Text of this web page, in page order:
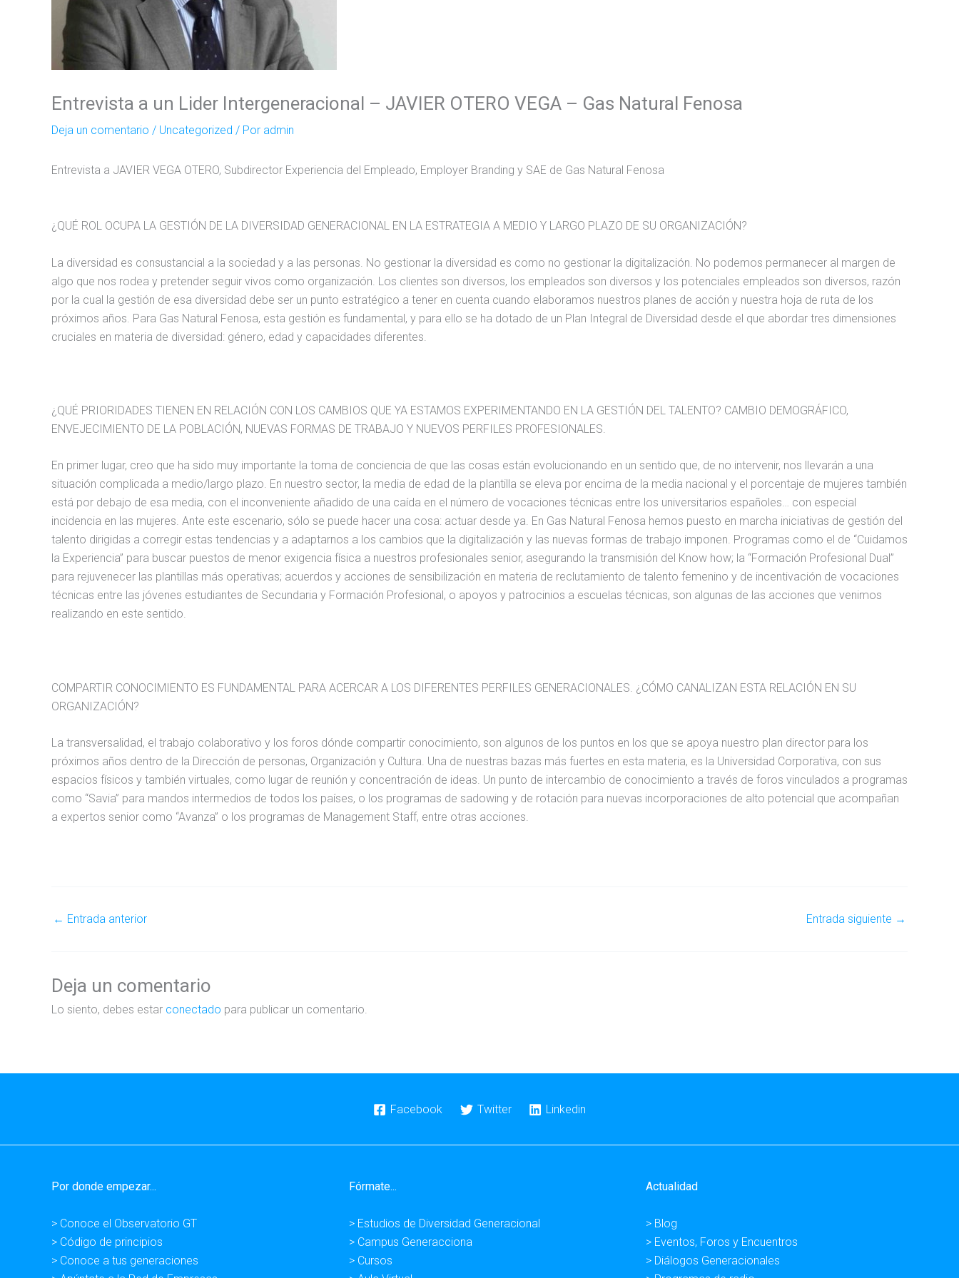
Entrevista a un Lider Intergeneracional – JAVIER OTERO VEGA – Gas Natural Fenosa
Deja un comentario / Uncategorized / Por admin
Entrevista a JAVIER VEGA OTERO, Subdirector Experiencia del Empleado, Employer Branding y SAE de Gas Natural Fenosa
¿QUÉ ROL OCUPA LA GESTIÓN DE LA DIVERSIDAD GENERACIONAL EN LA ESTRATEGIA A MEDIO Y LARGO PLAZO DE SU ORGANIZACIÓN?
La diversidad es consustancial a la sociedad y a las personas. No gestionar la diversidad es como no gestionar la digitalización. No podemos permanecer al margen de
algo que nos rodea y pretender seguir vivos como organización. Los clientes son diversos, los empleados son diversos y los potenciales empleados son diversos, razón
por la cual la gestión de esa diversidad debe ser un punto estratégico a tener en cuenta cuando elaboramos nuestros planes de acción y nuestra hoja de ruta de los
próximos años. Para Gas Natural Fenosa, esta gestión es fundamental, y para ello se ha dotado de un Plan Integral de Diversidad desde el que abordar tres dimensiones
cruciales en materia de diversidad: género, edad y capacidades diferentes.
¿QUÉ PRIORIDADES TIENEN EN RELACIÓN CON LOS CAMBIOS QUE YA ESTAMOS EXPERIMENTANDO EN LA GESTIÓN DEL TALENTO? CAMBIO DEMOGRÁFICO,
ENVEJECIMIENTO DE LA POBLACIÓN, NUEVAS FORMAS DE TRABAJO Y NUEVOS PERFILES PROFESIONALES.
En primer lugar, creo que ha sido muy importante la toma de conciencia de que las cosas están evolucionando en un sentido que, de no intervenir, nos llevarán a una
situación complicada a medio/largo plazo. En nuestro sector, la media de edad de la plantilla se eleva por encima de la media nacional y el porcentaje de mujeres también
está por debajo de esa media, con el inconveniente añadido de una caída en el número de vocaciones técnicas entre los universitarios españoles… con especial
incidencia en las mujeres. Ante este escenario, sólo se puede hacer una cosa: actuar desde ya. En Gas Natural Fenosa hemos puesto en marcha iniciativas de gestión del
talento dirigidas a corregir estas tendencias y a adaptarnos a los cambios que la digitalización y las nuevas formas de trabajo imponen. Programas como el de “Cuidamos
la Experiencia” para buscar puestos de menor exigencia física a nuestros profesionales senior, asegurando la transmisión del Know how; la “Formación Profesional Dual”
para rejuvenecer las plantillas más operativas; acuerdos y acciones de sensibilización en materia de reclutamiento de talento femenino y de incentivación de vocaciones
técnicas entre las jóvenes estudiantes de Secundaria y Formación Profesional, o apoyos y patrocinios a escuelas técnicas, son algunas de las acciones que venimos
realizando en este sentido.
COMPARTIR CONOCIMIENTO ES FUNDAMENTAL PARA ACERCAR A LOS DIFERENTES PERFILES GENERACIONALES. ¿CÓMO CANALIZAN ESTA RELACIÓN EN SU
ORGANIZACIÓN?
La transversalidad, el trabajo colaborativo y los foros dónde compartir conocimiento, son algunos de los puntos en los que se apoya nuestro plan director para los
próximos años dentro de la Dirección de personas, Organización y Cultura. Una de nuestras bazas más fuertes en esta materia, es la Universidad Corporativa, con sus
espacios físicos y también virtuales, como lugar de reunión y concentración de ideas. Un punto de intercambio de conocimiento a través de foros vinculados a programas
como “Savia” para mandos intermedios de todos los países, o los programas de sadowing y de rotación para nuevas incorporaciones de alto potencial que acompañan
a expertos senior como “Avanza” o los programas de Management Staff, entre otras acciones.
← Entrada anterior Entrada siguiente →
Deja un comentario
Lo siento, debes estar conectado para publicar un comentario.
Facebook Twitter Linkedin
Por donde empezar...
> Conoce el Observatorio GT
> Código de principios
> Conoce a tus generaciones
Fórmate...
> Estudios de Diversidad Generacional
> Campus Generacciona
> Cursos
Actualidad
> Blog
> Eventos, Foros y Encuentros
> Diálogos Generacionales